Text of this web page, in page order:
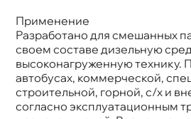
Применение
Разработано для смешанных
своем составе дизельную
ысоконагруженную
автобусах, коммерческой,
строительной, горной, с/х и
согласно эксплуатационным